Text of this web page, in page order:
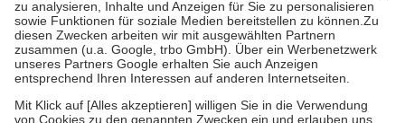
höchstens zehn Euro.Es sind jedoch nie mehr als die tatsächlichen
Kosten der Leistung zu entrichten.
Diese Regeln gelten grundsätzlich auch für Online-Apotheken.
Bei Heilmitteln und häuslicher Krankenpflege beträgt die
Zuzahlung zehn Prozent der Kosten sowie zehn Euro je
Verordnung.